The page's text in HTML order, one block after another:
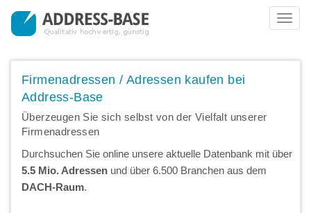
Firmenadressen / Adressen kaufen bei
Address-Base
Überzeugen Sie sich selbst von der Vielfalt unserer
Firmenadressen
Durchsuchen Sie online unsere aktuelle Datenbank mit über
5.5 Mio. Adressen und über 6.500 Branchen aus dem
DACH-Raum.